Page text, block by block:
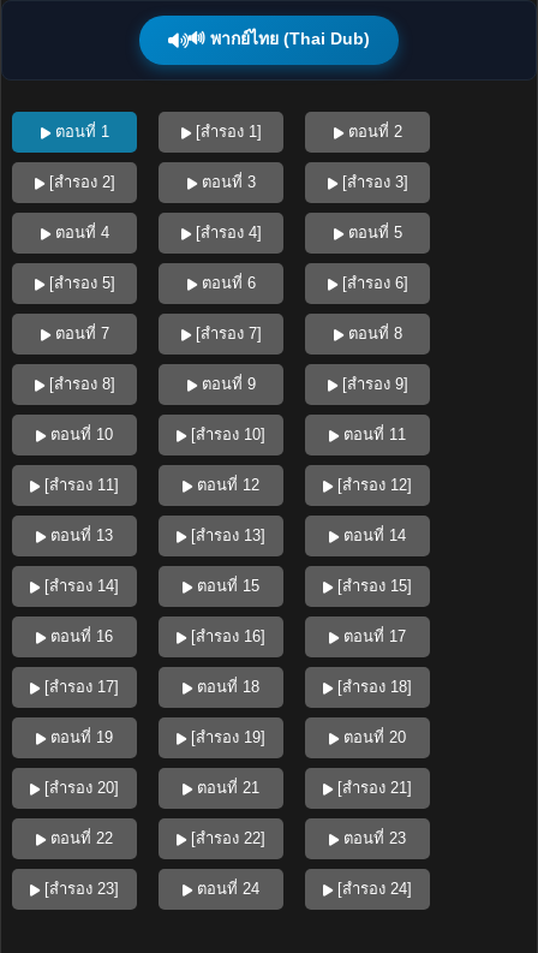
🔊 พากย์ไทย (Thai Dub)
ตอนที่ 1 [สำรอง 1] ตอนที่ 2
[สำรอง 2] ตอนที่ 3 [สำรอง 3]
ตอนที่ 4 [สำรอง 4] ตอนที่ 5
[สำรอง 5] ตอนที่ 6 [สำรอง 6]
ตอนที่ 7 [สำรอง 7] ตอนที่ 8
[สำรอง 8] ตอนที่ 9 [สำรอง 9]
ตอนที่ 10 [สำรอง 10] ตอนที่ 11
[สำรอง 11] ตอนที่ 12 [สำรอง 12]
ตอนที่ 13 [สำรอง 13] ตอนที่ 14
[สำรอง 14] ตอนที่ 15 [สำรอง 15]
ตอนที่ 16 [สำรอง 16] ตอนที่ 17
[สำรอง 17] ตอนที่ 18 [สำรอง 18]
ตอนที่ 19 [สำรอง 19] ตอนที่ 20
[สำรอง 20] ตอนที่ 21 [สำรอง 21]
ตอนที่ 22 [สำรอง 22] ตอนที่ 23
[สำรอง 23] ตอนที่ 24 [สำรอง 24]